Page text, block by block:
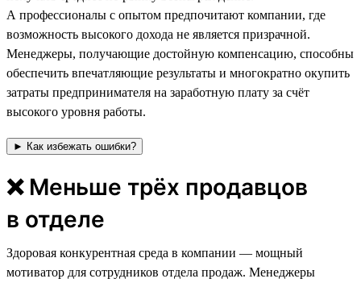
А профессионалы с опытом предпочитают компании, где
возможность высокого дохода не является призрачной.
Менеджеры, получающие достойную компенсацию, способны
обеспечить впечатляющие результаты и многократно окупить
затраты предпринимателя на заработную плату за счёт
высокого уровня работы.
► Как избежать ошибки?
❌ Меньше трёх продавцов
в отделе
⁠⁠⁠Здоровая конкурентная среда в компании — мощный
мотиватор для сотрудников отдела продаж. Менеджеры